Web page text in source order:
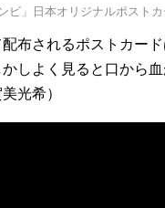
ビ」日本オリジナルポストカ
布されるポストカー
しよく見ると口から
光希）